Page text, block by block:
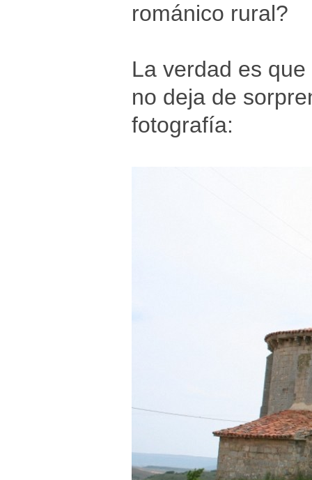
románico rural?
La verdad es
no deja de
fotografía: